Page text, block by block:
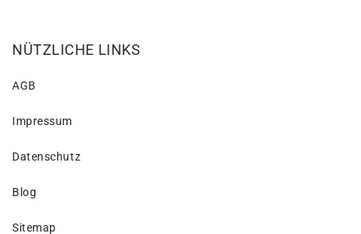
NÜTZLICHE LINKS
AGB
Impressum
Datenschutz
Blog
Sitemap